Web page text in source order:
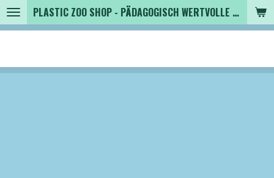
Zum
Hauptinhalt
PLASTIC ZOO SHOP - PÄDAGOGISCH WERTVOLLE SPIELZEUGTIERE , SAMMLER - TIERFIGUREN UND MEHR VON VINTAGE BIS MODERN